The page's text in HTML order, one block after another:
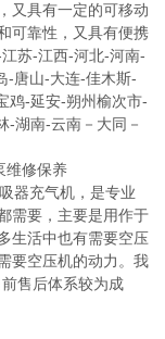
又具有一定的可移动
可靠性，又具有便携
苏-江西-河北-河南-
-唐山-大连-佳木斯-
鸡-延安-朔州榆次市-
-湖南-云南－大同－
器充气机，是专业
需要，主要是用作于
生活中也有需要空压
要空压机的动力。我
售后体系较为成